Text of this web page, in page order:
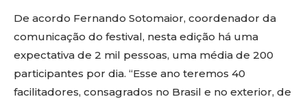
De acordo Fernando Sotomaior, coordenador da
comunicação do festival, nesta edição há uma
expectativa de 2 mil pessoas, uma média de 200
participantes por dia. “Esse ano teremos 40
facilitadores, consagrados no Brasil e no exterior, de